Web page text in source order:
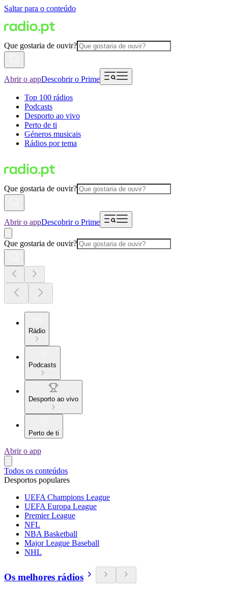
Saltar para o conteúdo
Que gostaria de ouvir?
Abrir o appDescobrir o Prime
Top 100 rádios
Podcasts
Desporto ao vivo
Perto de ti
Géneros musicais
Rádios por tema
Que gostaria de ouvir?
Abrir o appDescobrir o Prime
Que gostaria de ouvir?
Rádio
Podcasts
Desporto ao vivo
Perto de ti
Abrir o app
Todos os conteúdos
Desportos populares
UEFA Champions League
UEFA Europa League
Premier League
NFL
NBA Basketball
Major League Baseball
NHL
Os melhores rádios